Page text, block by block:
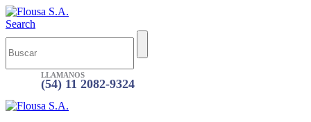
Search
LLAMANOS
(54) 11 2082-9324